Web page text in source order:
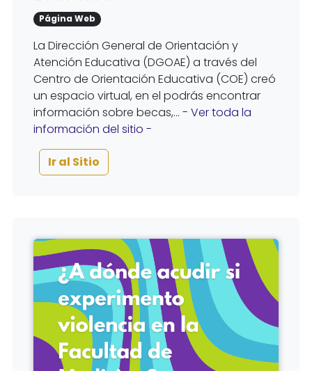
Página Web
La Dirección General de Orientación y
Atención Educativa (DGOAE) a través del
Centro de Orientación Educativa (COE) creó
un espacio virtual, en el podrás encontrar
información sobre becas,... - Ver toda la
información del sitio -
Ir al Sitio